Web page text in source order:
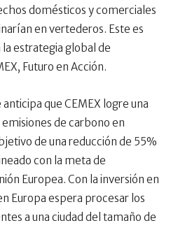
domésticos y comerciales
en vertederos. Este es
estrategia global de
Futuro en Acción.
que CEMEX logre una
de carbono en
de una reducción de 55%
con la meta de
Europea. Con la inversión en
Europa espera procesar los
a una ciudad del tamaño de